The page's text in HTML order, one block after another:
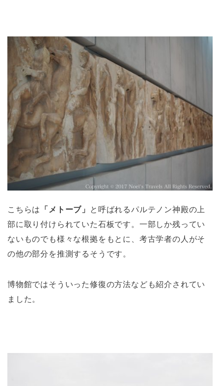
こちらは 「メトーブ」
と呼ばれるパルテノン神殿の上
部に取り付けられていた石板です。一部しか残ってい
ないものでも様々な根拠をもとに、考古学者の人がそ
の他の部分を推測するそうです。
博物館ではそういった修復の方法なども紹介されてい
ました。